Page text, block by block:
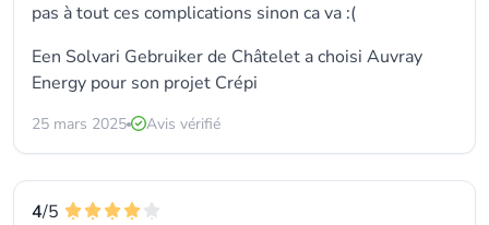
pas à tout ces complications sinon ca va :(
Een Solvari Gebruiker de Châtelet a choisi Auvray
Energy pour son projet Crépi
25 mars 2025 Avis vérifié
4/5